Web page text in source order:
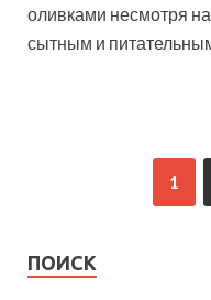
оливками несмотря
сытным и
1
ПОИСК